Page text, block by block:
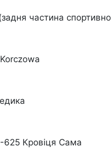
частина
625 Кровіця Сама